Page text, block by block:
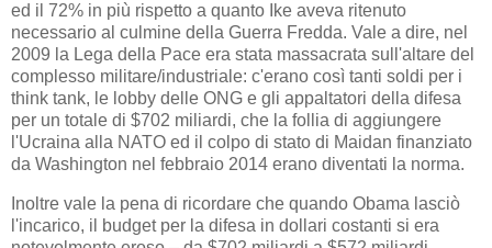
ed il 72% in più rispetto a quanto Ike aveva ritenuto
necessario al culmine della Guerra Fredda. Vale a dire, nel
2009 la Lega della Pace era stata massacrata sull'altare del
complesso militare/industriale: c'erano così tanti soldi per i
think tank, le lobby delle ONG e gli appaltatori della difesa
per un totale di $702 miliardi, che la follia di aggiungere
l'Ucraina alla NATO ed il colpo di stato di Maidan finanziato
da Washington nel febbraio 2014 erano diventati la norma.
Inoltre vale la pena di ricordare che quando Obama lasciò
l'incarico, il budget per la difesa in dollari costanti si era